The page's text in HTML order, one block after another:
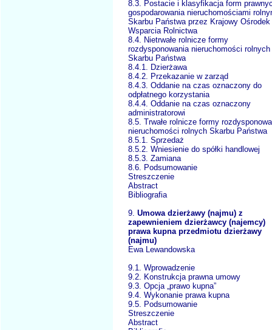
8.3. Postacie i klasyfikacja form
gospodarowania nieruchomościami
Skarbu Państwa przez Krajowy Ośrodek
Wsparcia Rolnictwa
8.4. Nietrwałe rolnicze formy
rozdysponowania nieruchomości rolnych
Skarbu Państwa
8.4.1. Dzierżawa
8.4.2. Przekazanie w zarząd
8.4.3. Oddanie na czas oznaczony do
odpłatnego korzystania
8.4.4. Oddanie na czas oznaczony
administratorowi
8.5. Trwałe rolnicze formy
nieruchomości rolnych Skarbu Państwa
8.5.1. Sprzedaż
8.5.2. Wniesienie do spółki handlowej
8.5.3. Zamiana
8.6. Podsumowanie
Streszczenie
Abstract
Bibliografia
9. Umowa dzierżawy (najmu) z
zapewnieniem dzierżawcy (najemcy)
prawa kupna przedmiotu dzierżawy
(najmu)
Ewa Lewandowska
9.1. Wprowadzenie
9.2. Konstrukcja prawna umowy
9.3. Opcja „prawo kupna”
9.4. Wykonanie prawa kupna
9.5. Podsumowanie
Streszczenie
Abstract